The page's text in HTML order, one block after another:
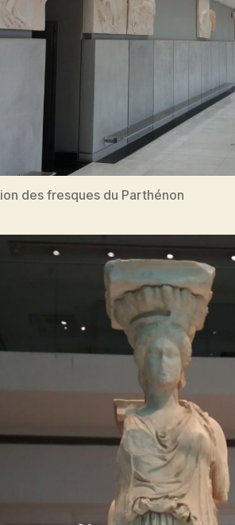
des fresques du Parthénon